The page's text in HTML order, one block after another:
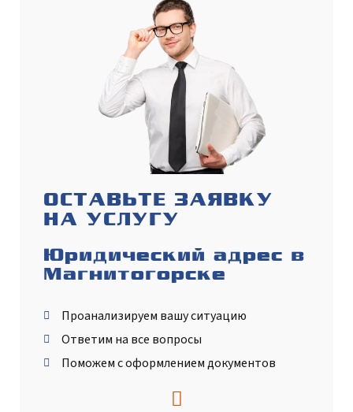
ОСТАВЬТЕ ЗАЯВКУ
НА УСЛУГУ
Юридический адрес в
Магнитогорске
Проанализируем вашу ситуацию
Ответим на все вопросы
Поможем с оформлением документов